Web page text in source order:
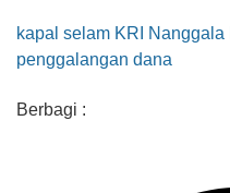
kapal selam KRI Nanggala
penggalangan dana
Berbagi :